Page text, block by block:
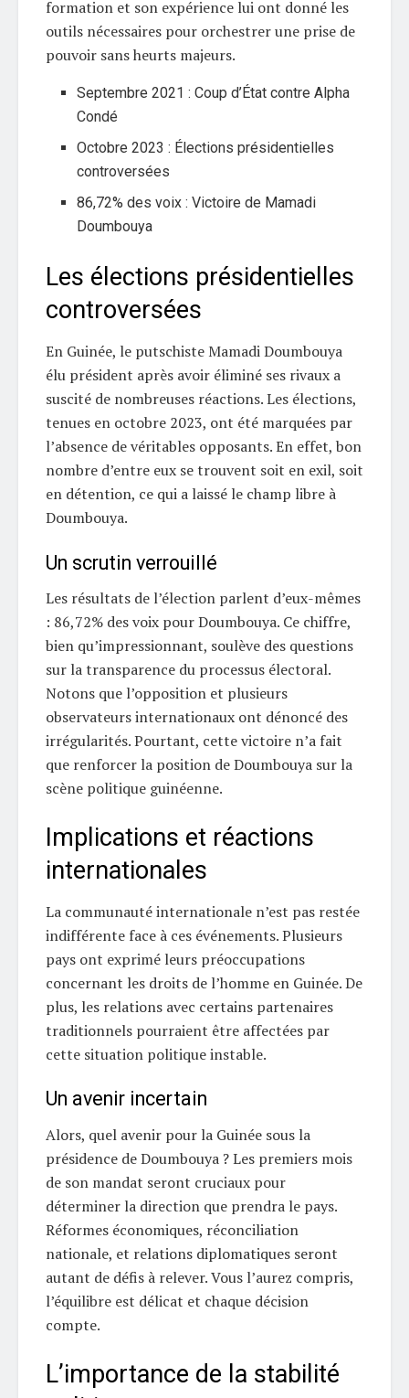
formation et son expérience lui ont donné les
outils nécessaires pour orchestrer une prise de
pouvoir sans heurts majeurs.
Septembre 2021 : Coup d’État contre Alpha
Condé
Octobre 2023 : Élections présidentielles
controversées
86,72% des voix : Victoire de Mamadi
Doumbouya
Les élections présidentielles
controversées
En Guinée, le putschiste Mamadi Doumbouya
élu président après avoir éliminé ses rivaux a
suscité de nombreuses réactions. Les élections,
tenues en octobre 2023, ont été marquées par
l’absence de véritables opposants. En effet, bon
nombre d’entre eux se trouvent soit en exil, soit
en détention, ce qui a laissé le champ libre à
Doumbouya.
Un scrutin verrouillé
Les résultats de l’élection parlent d’eux-mêmes
: 86,72% des voix pour Doumbouya. Ce chiffre,
bien qu’impressionnant, soulève des questions
sur la transparence du processus électoral.
Notons que l’opposition et plusieurs
observateurs internationaux ont dénoncé des
irrégularités. Pourtant, cette victoire n’a fait
que renforcer la position de Doumbouya sur la
scène politique guinéenne.
Implications et réactions
internationales
La communauté internationale n’est pas restée
indifférente face à ces événements. Plusieurs
pays ont exprimé leurs préoccupations
concernant les droits de l’homme en Guinée. De
plus, les relations avec certains partenaires
traditionnels pourraient être affectées par
cette situation politique instable.
Un avenir incertain
Alors, quel avenir pour la Guinée sous la
présidence de Doumbouya ? Les premiers mois
de son mandat seront cruciaux pour
déterminer la direction que prendra le pays.
Réformes économiques, réconciliation
nationale, et relations diplomatiques seront
autant de défis à relever. Vous l’aurez compris,
l’équilibre est délicat et chaque décision
compte.
L’importance de la stabilité